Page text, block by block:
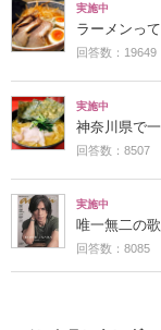
実施中
ラーメンっ
回答数：19649
実施中
神奈川県で
回答数：8507
実施中
唯一無二の
回答数：8085